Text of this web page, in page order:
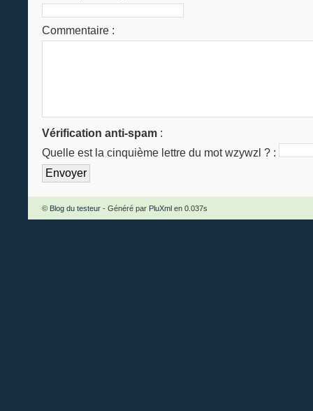
Commentaire :
Vérification anti-spam :
Quelle est la cinquième lettre du motwzywzl ? :
© Blog du testeur - Généré par PluXml en 0.037s